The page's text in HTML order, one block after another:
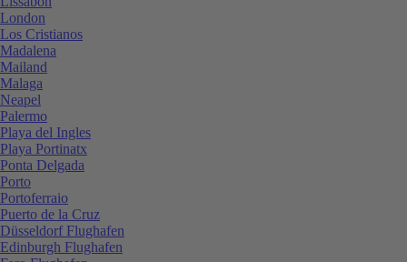
London
Los Cristianos
Madalena
Mailand
Malaga
Neapel
Palermo
Playa del Ingles
Playa Portinatx
Ponta Delgada
Porto
Portoferraio
Puerto de la Cruz
Düsseldorf Flughafen
Edinburgh Flughafen